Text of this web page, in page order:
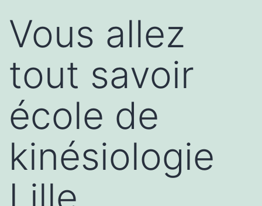
Vous allez
tout savoir
école de
kinésiologie
Lille